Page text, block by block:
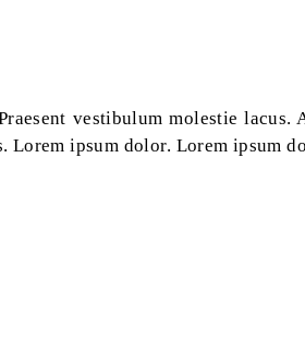
vestibulum molestie lacus.
Lorem ipsum dolor. Lorem ipsum